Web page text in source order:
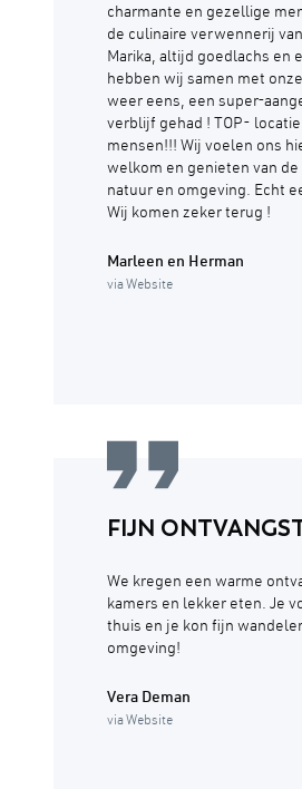
charmante en gezellige
de culinaire verwennerij
Marika, altijd goedlachs en
hebben wij samen met
weer eens, een super-
verblijf gehad ! TOP- locatie
mensen!!! Wij voelen ons
welkom en genieten van de
natuur en omgeving. Echt
Wij komen zeker terug !
Marleen en Herman
via Website
FIJN
We kregen een warme
kamers en lekker eten. Je
thuis en je kon fijn
omgeving!
Vera Deman
via Website